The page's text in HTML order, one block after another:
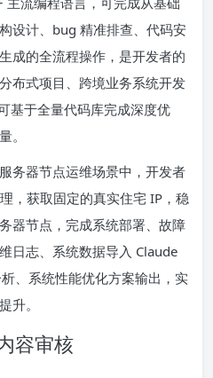
设计、bug 精准排查、代码安
成的全流程操作，是开发者的
布式项目、跨境业务系统开发
基于全量代码库完成深度优
。
务器节点运维场景中，开发者
，获取固定的真实住宅 IP，稳
器节点，完成系统部署、故障
日志、系统数据导入 Claude
、系统性能优化方案输出，实
升。
容审核